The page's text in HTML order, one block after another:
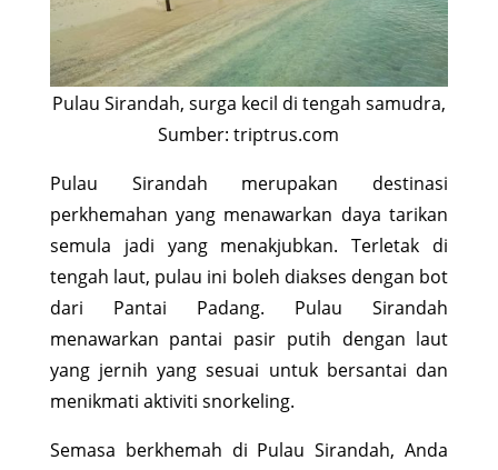
Pulau Sirandah, surga kecil di tengah samudra,
Sumber: triptrus.com
Pulau Sirandah merupakan destinasi
perkhemahan yang menawarkan daya tarikan
semula jadi yang menakjubkan. Terletak di
tengah laut, pulau ini boleh diakses dengan bot
dari Pantai Padang. Pulau Sirandah
menawarkan pantai pasir putih dengan laut
yang jernih yang sesuai untuk bersantai dan
menikmati aktiviti snorkeling.
Semasa berkhemah di Pulau Sirandah, Anda